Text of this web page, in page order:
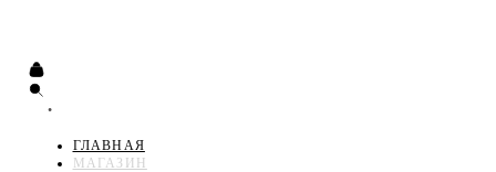
•
ГЛАВНАЯ
МАГАЗИН